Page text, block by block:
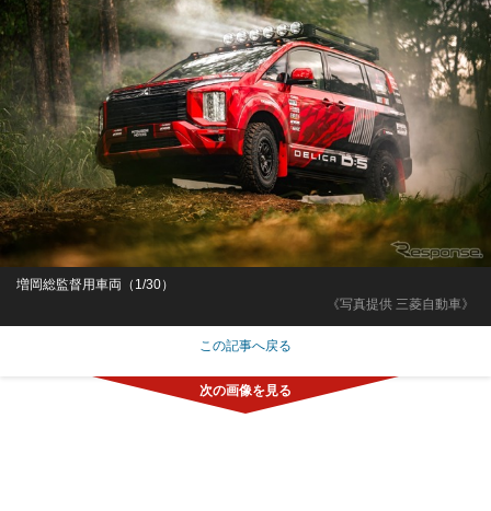
《写真提供 三菱自動車》
増岡総監督用車両（1/30）
この記事へ戻る